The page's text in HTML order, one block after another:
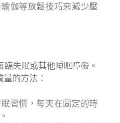
伽等放鬆技巧來減少壓
失眠或其他睡眠障礙。
的方法：
習慣，每天在固定的時